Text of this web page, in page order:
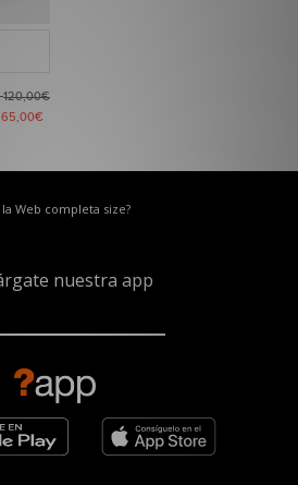
120,00€
65,00€
Web completa size?
nuestra app